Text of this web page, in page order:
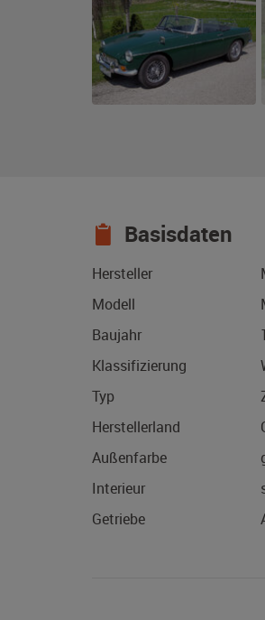
Basisdaten
Hersteller
Modell
Baujahr
Klassifizierung
Typ
Herstellerland
Außenfarbe
Interieur
Getriebe